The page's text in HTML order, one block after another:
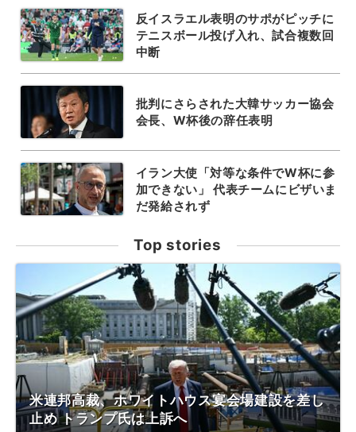
反イスラエル表明のサポがピッチに
テニスボール投げ入れ、試合複数回
中断
批判にさらされた大韓サッカー協会
会長、W杯後の辞任表明
イラン大使「対等な条件でW杯に参
加できない」 代表チームにビザいま
だ発給されず
Top stories
米連邦高裁、ホワイトハウス宴会場建設を差し
止め トランプ氏は上訴へ